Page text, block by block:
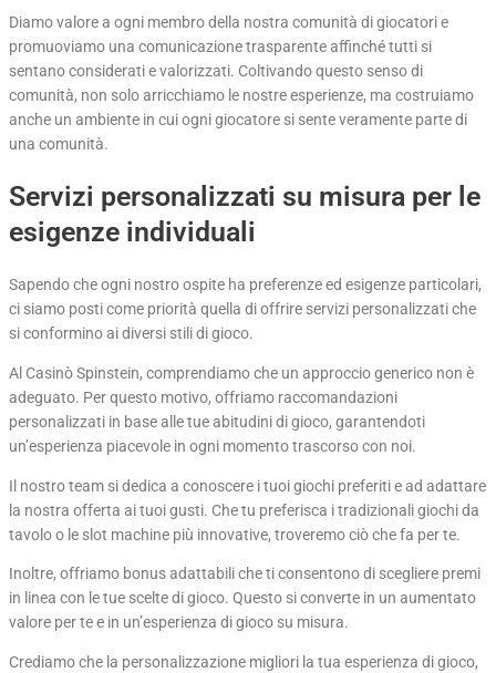
Diamo valore a ogni membro della nostra comunità di giocatori e
promuoviamo una comunicazione trasparente affinché tutti si
sentano considerati e valorizzati. Coltivando questo senso di
comunità, non solo arricchiamo le nostre esperienze, ma costruiamo
anche un ambiente in cui ogni giocatore si sente veramente parte di
una comunità.
Servizi personalizzati su misura per le
esigenze individuali
Sapendo che ogni nostro ospite ha preferenze ed esigenze particolari,
ci siamo posti come priorità quella di offrire servizi personalizzati che
si conformino ai diversi stili di gioco.
Al Casinò Spinstein, comprendiamo che un approccio generico non è
adeguato. Per questo motivo, offriamo raccomandazioni
personalizzati in base alle tue abitudini di gioco, garantendoti
un’esperienza piacevole in ogni momento trascorso con noi.
Il nostro team si dedica a conoscere i tuoi giochi preferiti e ad adattare
la nostra offerta ai tuoi gusti. Che tu preferisca i tradizionali giochi da
tavolo o le slot machine più innovative, troveremo ciò che fa per te.
Inoltre, offriamo bonus adattabili che ti consentono di scegliere premi
in linea con le tue scelte di gioco. Questo si converte in un aumentato
valore per te e in un’esperienza di gioco su misura.
Crediamo che la personalizzazione migliori la tua esperienza di gioco,